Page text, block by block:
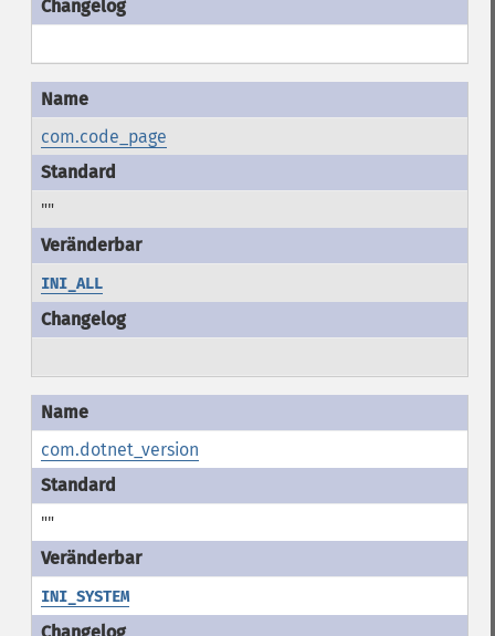
com.code_page
""
INI_ALL
com.dotnet_version
""
INI_SYSTEM